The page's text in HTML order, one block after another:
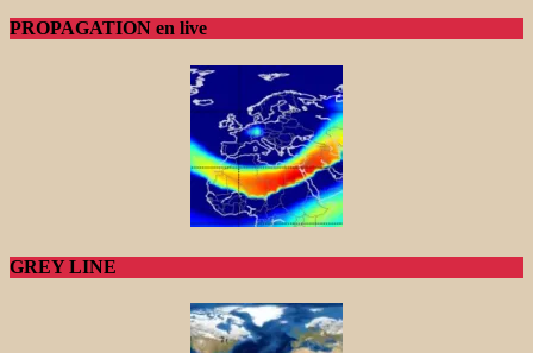
PROPAGATION en live
GREY LINE